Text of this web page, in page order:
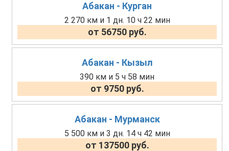
Абакан - Курган
2 270 км и 1 дн. 10 ч 22 мин
от 56750 руб.
Абакан - Кызыл
390 км и 5 ч 58 мин
от 9750 руб.
Абакан - Мурманск
5 500 км и 3 дн. 14 ч 42 мин
от 137500 руб.